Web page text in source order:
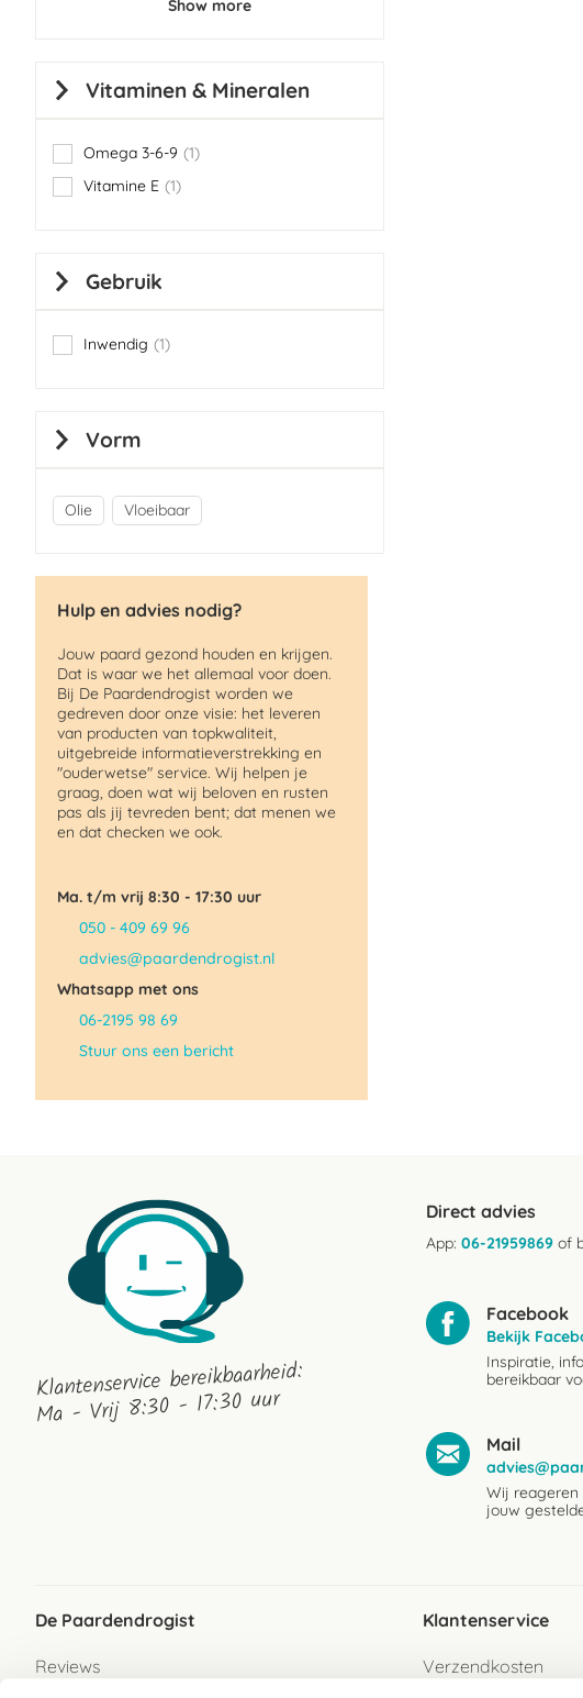
Show more
Vitaminen & Mineralen
Omega 3-6-9 1
item
Vitamine E 1
item
Gebruik
Inwendig 1
item
Vorm
Olie Vloeibaar
Hulp en advies nodig?
Jouw paard gezond houden en krijgen.
Dat is waar we het allemaal voor doen.
Bij De Paardendrogist worden we
gedreven door onze visie: het leveren
van producten van topkwaliteit,
uitgebreide informatieverstrekking en
"ouderwetse" service. Wij helpen je
graag, doen wat wij beloven en rusten
pas als jij tevreden bent; dat menen we
en dat checken we ook.
Ma. t/m vrij 8:30 - 17:30 uur
050 - 409 69 96
advies@paardendrogist.nl
Whatsapp met ons
06-2195 98 69
Stuur ons een bericht
Klantenservice bereikbaarheid:
Ma - Vrij 8:30 - 17:30 uur
Direct advies
App: 06-21959869 of
Facebook
Bekijk
Inspiratie,
bereikbaar
Mail
Wij reageren
jouw
De Paardendrogist
Reviews
Klantenservice
Verzendkosten